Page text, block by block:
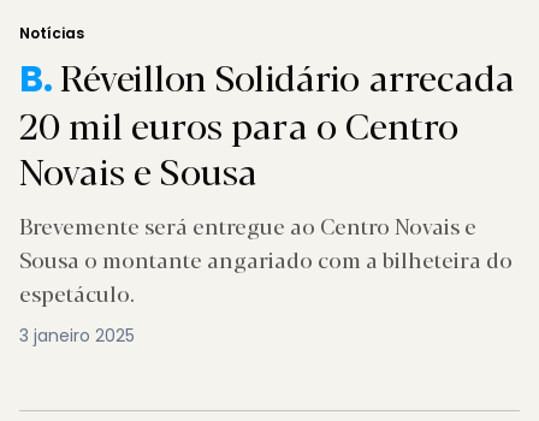
Notícias
B.Réveillon Solidário arrecada
20 mil euros para o Centro
Novais e Sousa
Brevemente será entregue ao Centro Novais e
Sousa o montante angariado com a bilheteira do
espetáculo.
3 janeiro 2025